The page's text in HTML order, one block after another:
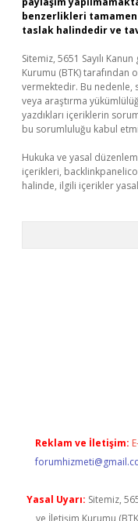
benzerlikleri
taslak halindedir ve
Sitemiz, 5651 Sayılı
Kurumu (BTK) tarafından
vermektedir. Bu
veya araştırma
yazdıkları içeriklerin
bu sorumluluğu kabul
Hukuka ve yasal
içerikleri,
halinde, ilgili içerikler
Reklam ve İletişim:
Yasal Uyarı: Sitemiz,
ve İletişim Kurumu